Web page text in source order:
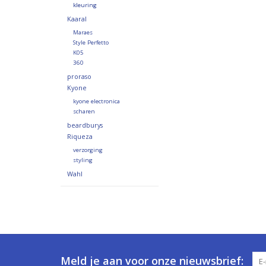
kleuring
Kaaral
Maraes
Style Perfetto
K05
360
proraso
Kyone
kyone electronica
scharen
beardburys
Riqueza
verzorging
styling
Wahl
Meld je aan voor onze nieuwsbrief: